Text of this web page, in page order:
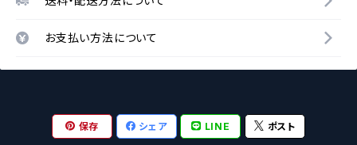
お支払い方法について
保存 シェア LINE ポスト